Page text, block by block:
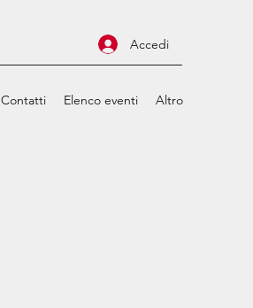
Accedi
Contatti Elenco eventi Altro